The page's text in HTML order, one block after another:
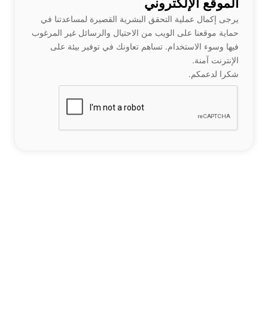
يرجى إكمال عملية التحقق البشرية القصيرة لمساعدتنا في
حماية موقعنا على الويب من الاحتيال والرسائل غير المرغوب
فيها وسوء الاستخدام. تساهم تعاونك في توفير بيئة على
الإنترنت آمنة.
شكرا لدعمكم.